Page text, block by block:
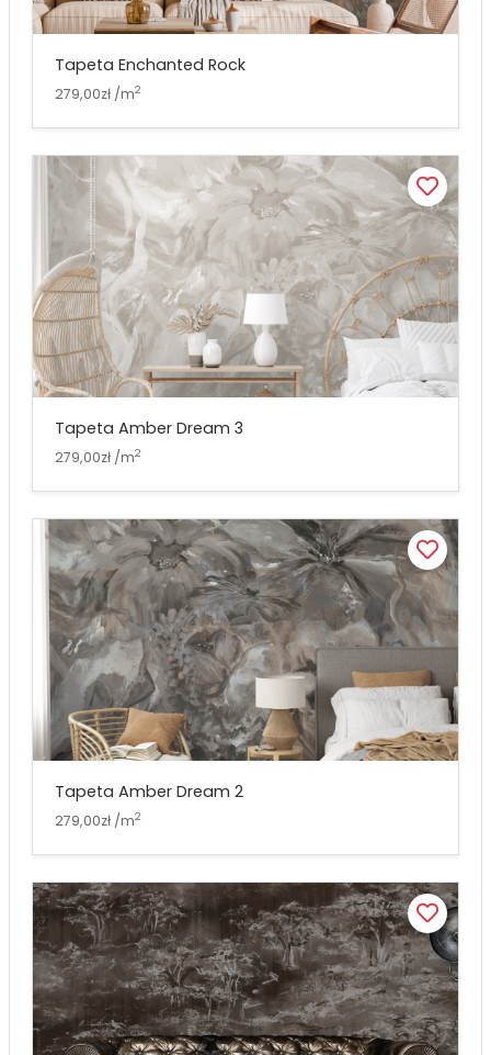
Tapeta Enchanted Rock
279,00zł /m2
Tapeta Amber Dream 3
279,00zł /m2
Tapeta Amber Dream 2
279,00zł /m2